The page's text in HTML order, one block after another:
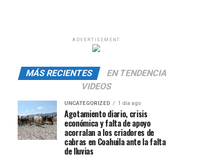
ADVERTISEMENT
MÁS RECIENTES
EN TENDENCIA
VIDEOS
UNCATEGORIZED 1 día ago
Agotamiento diario, crisis
económica y falta de apoyo
acorralan a los criadores de
cabras en Coahuila ante la falta
de lluvias